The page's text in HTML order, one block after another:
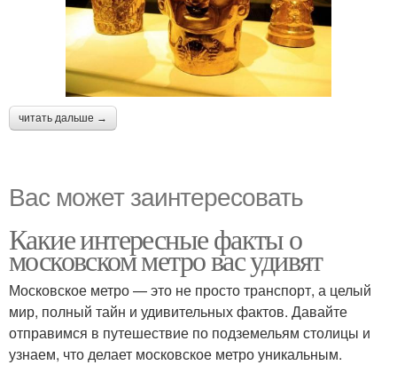
читать дальше →
Вас может заинтересовать
Какие интересные факты о
московском метро вас удивят
Московское метро — это не просто транспорт, а целый
мир, полный тайн и удивительных фактов. Давайте
отправимся в путешествие по подземельям столицы и
узнаем, что делает московское метро уникальным.